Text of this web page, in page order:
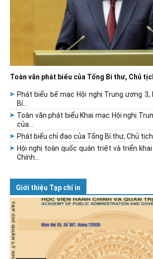
Toàn văn phát biểu của Tổng Bí thư, Chủ
Phát biểu bế mạc Hội nghị Trung ương 3,
Bí...
Toàn văn phát biểu Khai mạc Hội nghị
của...
Phát biểu chỉ đạo của Tổng Bí thư, Chủ tịch
Hội nghị toàn quốc quán triệt và triển
Chính...
Giới thiệu Tạp chí in